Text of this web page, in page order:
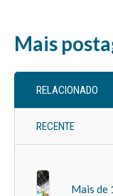
Mais
RELACIONADO
RECENTE
Mais de